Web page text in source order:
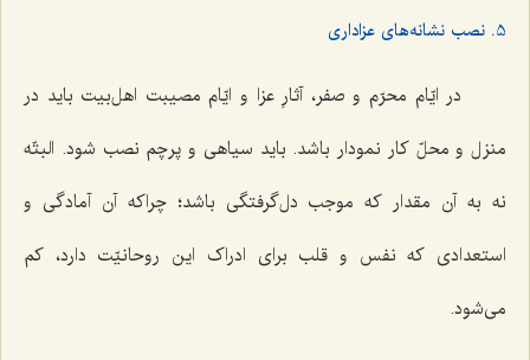
5. نصب نشانه‌های عزاداری
در ایّام محرّم و صفر، آثارِ عزا و ایّام مصیبت اهل‌بیت باید در
منزل و محلّ کار نمودار باشد. باید سیاهی و پرچم نصب شود. البتّه
نه به آن مقدار که موجب دل‌گرفتگی باشد؛ چراکه آن آمادگی و
استعدادی که نفس و قلب برای ادراک این روحانیّت دارد، کم
می‌شود.